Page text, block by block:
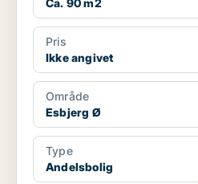
Ca. 90 m2
Pris
Ikke angivet
Område
Esbjerg Ø
Type
Andelsbolig